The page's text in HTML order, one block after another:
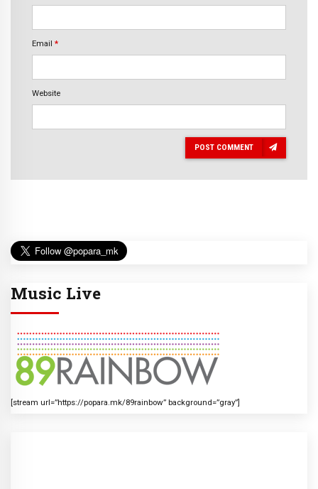
Email *
Website
POST COMMENT
Music Live
[stream url=”https://popara.mk/89rainbow” background=”gray”]